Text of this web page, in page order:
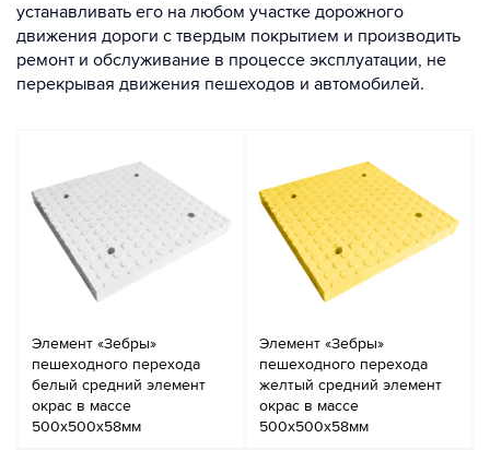
устанавливать его на любом участке дорожного
движения дороги с твердым покрытием и производить
ремонт и обслуживание в процессе эксплуатации, не
перекрывая движения пешеходов и автомобилей.
Элемент «Зебры»
пешеходного перехода
белый средний элемент
окрас в массе
500х500х58мм
Элемент «Зебры»
пешеходного перехода
желтый средний элемент
окрас в массе
500х500х58мм